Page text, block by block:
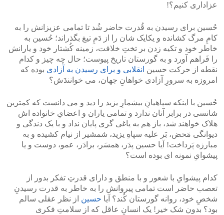
عزاداری کنیم؟!
حُسین برای رسیدن به قُدرت حاضر شُد تا تمامی عزیزانش را به
کامِ مرگ کشانده و یکایک شان را از دَمِ تیغ بگذراند؛ حُسین به
خاطر خود و تکیه زدن بر تختِ خلافت، زمینه کُشتار خود و یارانش
را فَراهم آورد و به گورستان تاریخ پیوست؛ حال چه چیز و کدام
نقطه از حرکت حسین انقلابی و برای رسیدن به آزادی بوده که
امروزه به سرورِ آزادی خواهانِ جهان، می خوانندَش؟
حُسین با اینکه سپاهیانِ بیشمارِ یزید را دید و می دانست که کمترین
شانسی در برابر آنان ندارد و تمامی یاران و اعضایِ خانواده اش
هلاک خواهند شد، باز هم به یاغی گری پایان نداد و با یک دندگی و
دیوانگی مَحض، بَر علیه سپاهِ یزید، شمشیر از نیام کشیده و به
مبارزه پَرداخت! آیا حسین پدَر، همسَر، برادَر، عمو، دوست و یا
پیشوایِ نمونه ای بوده است؟
کدام پیشوایِ با شعور و با منطق و دارای قدرتِ تفکر بدور از
تعصب حاضر است تمامی پیروانش را به خاطر به قدرت رسیدنِ
شخصِ خود، روانه گورستان کُند؟ آیا حسین از نظر عقلی سالم
بود؟ بدون شک خیر! یک انسانِ عاقل که از سلامتِ فکری